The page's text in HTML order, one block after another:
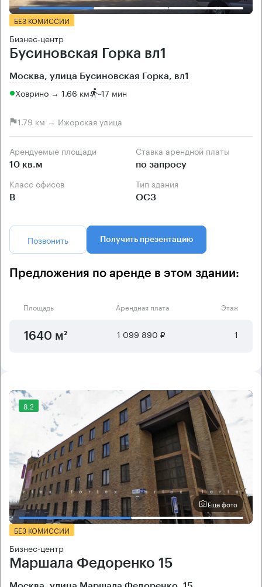
БЕЗ КОМИССИИ
Бизнес-центр
Бусиновская Горка вл1
Москва, улица Бусиновская Горка, вл1
Ховрино → 1.66 км ~17 мин
1.79 км → Ижорская улица
Арендуемые площади
10 кв.м
Ставка арендной платы
по запросу
Класс офисов
B
Тип здания
ОСЗ
Позвонить Получить презентацию
Предложения по аренде в этом здании:
Площадь Арендная плата Этаж
1640 м² 1 099 890 ₽ 1
8.2
Еще фото
БЕЗ КОМИССИИ
Бизнес-центр
Маршала Федоренко 15